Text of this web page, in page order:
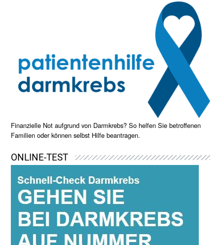
Finanzielle Not aufgrund von Darmkrebs? So helfen Sie betroffenen
Familien oder können selbst Hilfe beantragen.
ONLINE-TEST